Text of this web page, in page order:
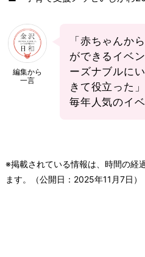
編集から
一言
「赤ちゃんか
ができるイベ
ーズナブルに
きて役立った
毎年人気のイ
※掲載されている情報は、時間の経
ます。（公開日： 2025年11月7日 ）